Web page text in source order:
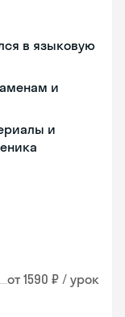
в языковую
и
и
от 1590 ₽ / урок